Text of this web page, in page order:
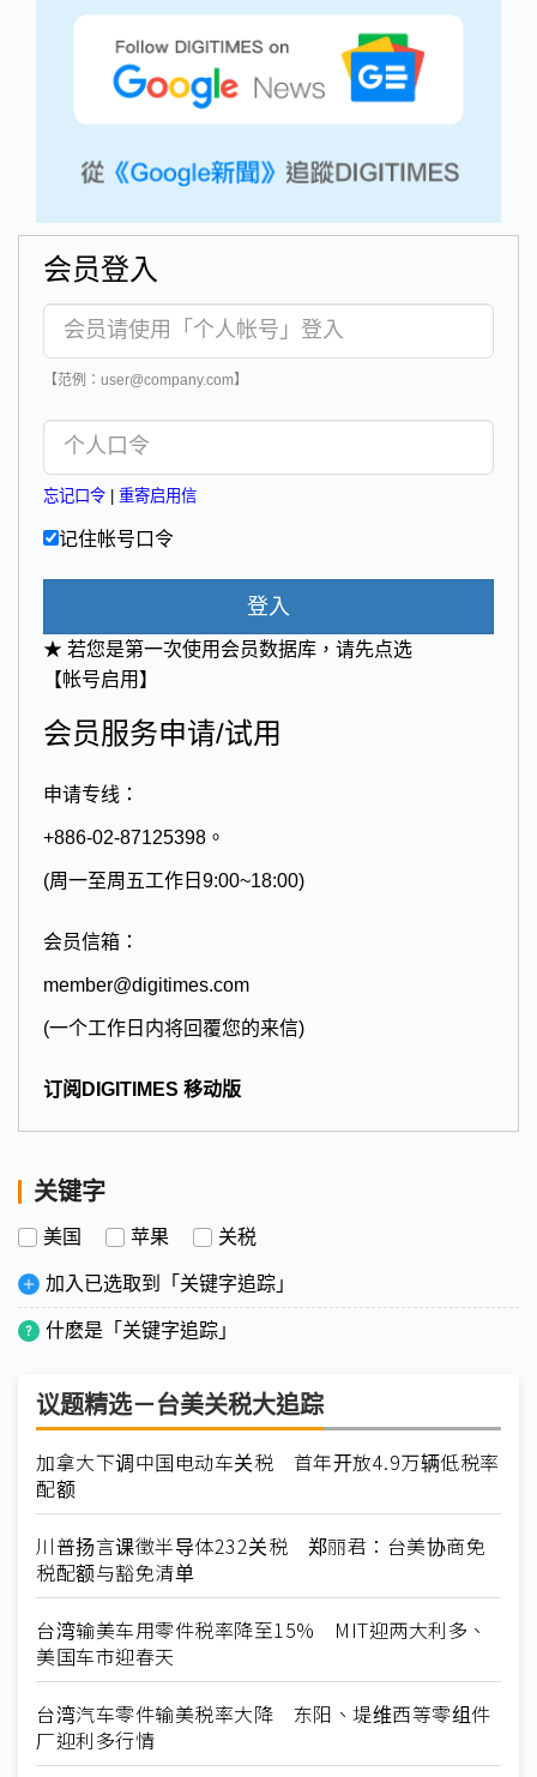
会员登入
【范例：user@company.com】
忘记口令 重寄启用信
记住帐号口令
登入
★ 若您是第一次使用会员数据库，请先点选
【帐号启用】
会员服务申请/试用
申请专线：
+886-02-87125398。
(周一至周五工作日9:00~18:00)
会员信箱：
member@digitimes.com
(一个工作日内将回覆您的来信)
订阅DIGITIMES 移动版
关键字
美国 苹果 关税
加入已选取到「关键字追踪」
什麽是「关键字追踪」
议题精选－台美关税大追踪
加拿大下调中国电动车关税 首年开放4.9万辆低税率
配额
川普扬言课徵半导体232关税 郑丽君：台美协商免
税配额与豁免清单
台湾输美车用零件税率降至15% MIT迎两大利多、
美国车市迎春天
台湾汽车零件输美税率大降 东阳、堤维西等零组件
厂迎利多行情